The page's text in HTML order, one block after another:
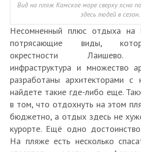
Вид на пляж Камское море сверху ясно
здесь людей в сезон.
Несомненный плюс отдыха
потрясающие виды,
окрестности Лаишево.
инфраструктура и множество
разработаны архитекторами
найдете такие где-либо еще.
в том, что отдохнуть на этом
бюджетно, а отдых здесь не
курорте. Ещё одно
На пляже есть несколько